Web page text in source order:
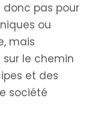
donc pas pour
ou
mais
sur le chemin
et des
société